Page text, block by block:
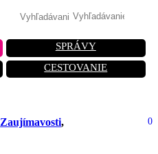
SPRÁVY
CESTOVANIE
Zaujímavosti, 0